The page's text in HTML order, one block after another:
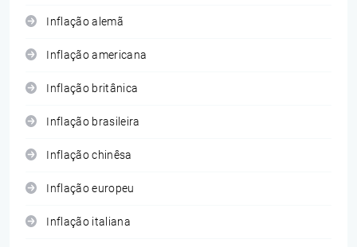
Inflação alemã
Inflação americana
Inflação britânica
Inflação brasileira
Inflação chinêsa
Inflação europeu
Inflação italiana